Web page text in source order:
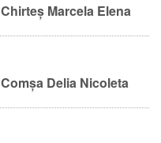
Chirteș Marcela Elena
Comșa Delia Nicoleta